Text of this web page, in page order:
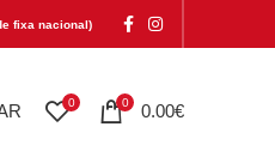
fixa nacional)
0 0 0.00€